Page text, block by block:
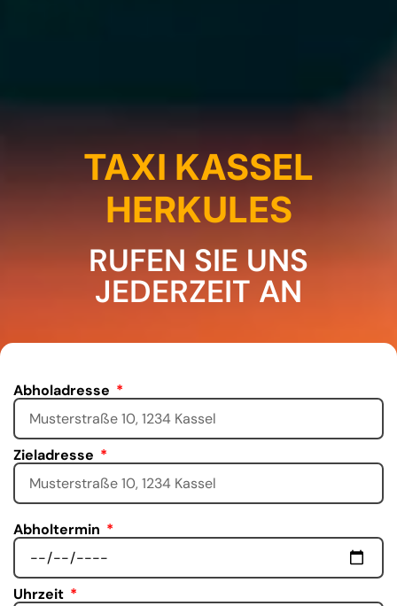
TAXI KASSEL
HERKULES
RUFEN SIE UNS
JEDERZEIT AN
Abholadresse
Zieladresse
Abholtermin
Uhrzeit